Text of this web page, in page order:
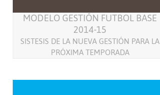
MODELO GESTIÓN FUTBOL BASE
2014-15
SISTESIS DE LA NUEVA GESTIÓN PARA LA
PRÓXIMA TEMPORADA